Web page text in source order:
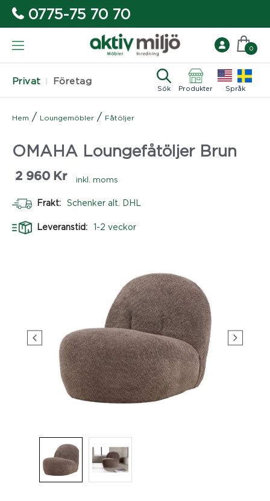
0775-75 70 70
Privat Företag
Sök Produkter Språk
0
Hem / Loungemöbler / Fåtöljer
OMAHA Loungefåtöljer Brun
2 960 Kr inkl. moms
Frakt: Schenker alt. DHL
Leveranstid: 1-2 veckor